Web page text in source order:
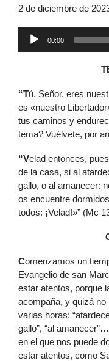
2 de diciembre de
00:00
“Tú, Señor, eres
es «nuestro
tus caminos y
tema? Vuélvete, por
“Velad entonces,
de la casa, si al
gallo, o al amanecer:
os encuentre
todos: ¡Velad!»” (Mc
Comenzamos un
Evangelio de san
estar atentos, porque
acompaña, y quizá
varias horas:
gallo”, “al
en el que nos puede
estar atentos, como